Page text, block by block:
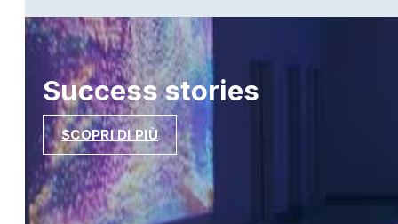
Successstories
SCOPRI DI PIÙ